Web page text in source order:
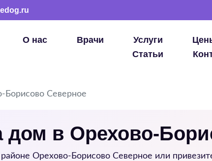
О нас Врачи Услуги
Статьи
Борисово Северное
дом в Орехово-
Орехово-Борисово Северное или